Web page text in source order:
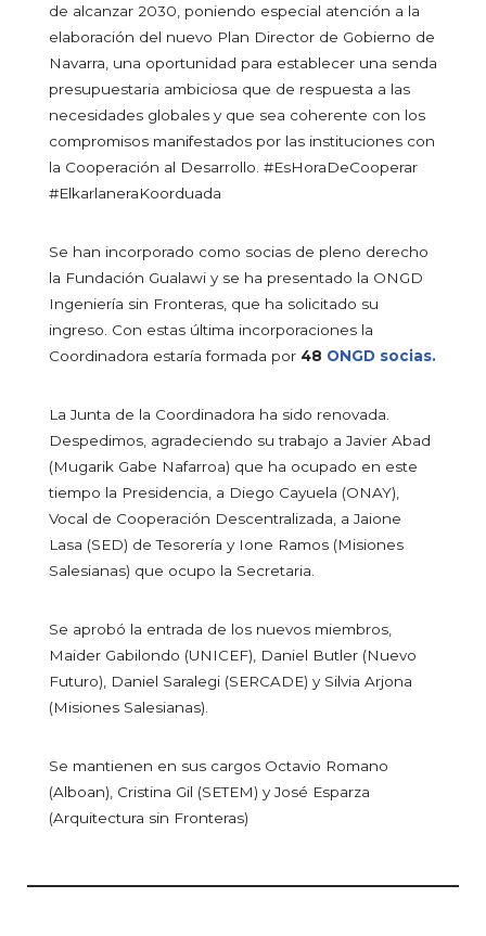
de alcanzar 2030, poniendo especial atención a la
elaboración del nuevo Plan Director de Gobierno de
Navarra, una oportunidad para establecer una senda
presupuestaria ambiciosa que de respuesta a las
necesidades globales y que sea coherente con los
compromisos manifestados por las instituciones con
la Cooperación al Desarrollo. #EsHoraDeCooperar
#ElkarlaneraKoorduada
Se han incorporado como socias de pleno derecho
la Fundación Gualawi y se ha presentado la ONGD
Ingeniería sin Fronteras, que ha solicitado su
ingreso. Con estas última incorporaciones la
Coordinadora estaría formada por 48 ONGD socias.
La Junta de la Coordinadora ha sido renovada.
Despedimos, agradeciendo su trabajo a Javier Abad
(Mugarik Gabe Nafarroa) que ha ocupado en este
tiempo la Presidencia, a Diego Cayuela (ONAY),
Vocal de Cooperación Descentralizada, a Jaione
Lasa (SED) de Tesorería y Ione Ramos (Misiones
Salesianas) que ocupo la Secretaria.
Se aprobó la entrada de los nuevos miembros,
Maider Gabilondo (UNICEF), Daniel Butler (Nuevo
Futuro), Daniel Saralegi (SERCADE) y Silvia Arjona
(Misiones Salesianas).
Se mantienen en sus cargos Octavio Romano
(Alboan), Cristina Gil (SETEM) y José Esparza
(Arquitectura sin Fronteras)